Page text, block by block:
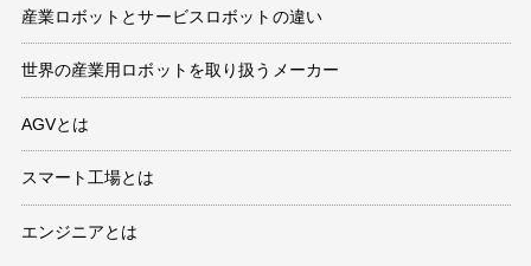
産業ロボットとサービスロボットの違い
世界の産業用ロボットを取り扱うメーカー
AGVとは
スマート工場とは
エンジニアとは